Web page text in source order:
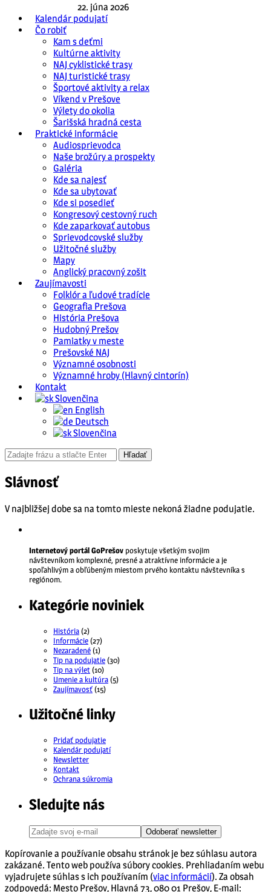
22. júna 2026
Kalendár podujatí
Čo robiť
Kam s deťmi
Kultúrne aktivity
NAJ cyklistické trasy
NAJ turistické trasy
Športové aktivity a relax
Víkend v Prešove
Výlety do okolia
Šarišská hradná cesta
Praktické informácie
Audiosprievodca
Naše brožúry a prospekty
Galéria
Kde sa najesť
Kde sa ubytovať
Kde si posedieť
Kongresový cestovný ruch
Kde zaparkovať autobus
Sprievodcovské služby
Užitočné služby
Mapy
Anglický pracovný zošit
Zaujímavosti
Folklór a ľudové tradície
Geografia Prešova
História Prešova
Hudobný Prešov
Pamiatky v meste
Prešovské NAJ
Významné osobnosti
Významné hroby (Hlavný cintorín)
Kontakt
Slovenčina
English
Deutsch
Slovenčina
Slávnosť
V najbližšej dobe sa na tomto mieste nekoná žiadne podujatie.
Internetový portál GoPrešov poskytuje všetkým svojim
návštevníkom komplexné, presné a atraktívne informácie a je
spoľahlivým a obľúbeným miestom prvého kontaktu návštevníka s
regiónom.
Kategórie noviniek
História(2)
Informácie(27)
Nezaradené(1)
Tip na podujatie(30)
Tip na výlet(10)
Umenie a kultúra(5)
Zaujímavosť(15)
Užitočné linky
Pridať podujatie
Kalendár podujatí
Newsletter
Kontakt
Ochrana súkromia
Sledujte nás
Odoberať newsletter
Kopírovanie a používanie obsahu stránok je bez súhlasu autora
zakázané. Tento web používa súbory cookies. Prehliadaním webu
vyjadrujete súhlas s ich používaním (viac informácií). Za obsah
zodpovedá: Mesto Prešov, Hlavná 73, 080 01 Prešov, E-mail: